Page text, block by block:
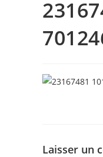
Laisser un